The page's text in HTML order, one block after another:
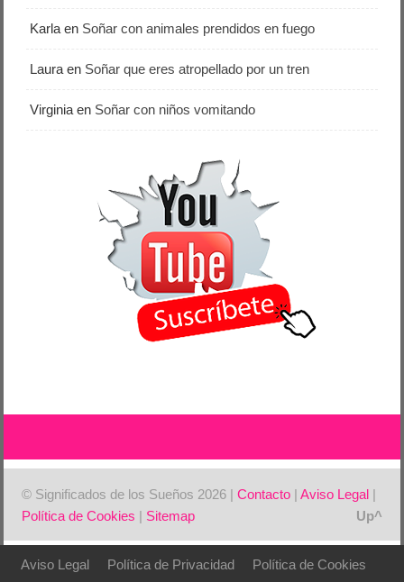
Karla en Soñar con animales prendidos en fuego
Laura en Soñar que eres atropellado por un tren
Virginia en Soñar con niños vomitando
© Significados de los Sueños 2026 |Contacto |Aviso Legal |
Política de Cookies | Sitemap
Aviso Legal Política de Privacidad Política de Cookies